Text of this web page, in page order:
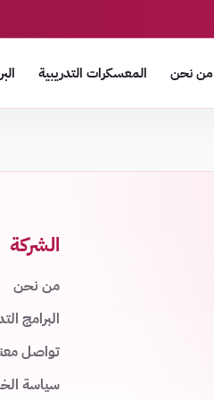
من نحن المعسكرات التدريبية
الشركة
من نحن
البرامج
تواصل
سياسة